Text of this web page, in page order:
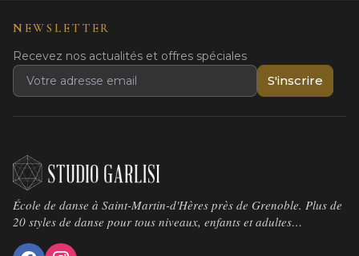
NEWSLETTER
Recevez nos actualités et offres spéciales
S'inscrire
École de danse à Saint-Martin-d'Hères près de Grenoble. Plus de
20 styles de danse pour tous niveaux, enfants et adultes…